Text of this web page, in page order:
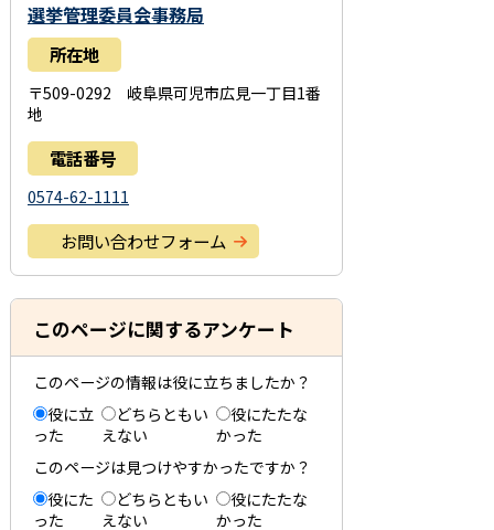
選挙管理委員会事務局
所在地
〒509-0292 岐阜県可児市広見一丁目1番
地
電話番号
0574-62-1111
お問い合わせフォーム
このページに関するアンケート
このページの情報は役に立ちましたか？
役に立
った
どちらともい
えない
役にたたな
かった
このページは見つけやすかったですか？
役にた
った
どちらともい
えない
役にたたな
かった